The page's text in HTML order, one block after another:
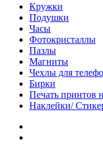
Кружки
Подушки
Часы
Фотокристаллы
Пазлы
Магниты
Чехлы для
Бирки
Печать принтов
Наклейки/